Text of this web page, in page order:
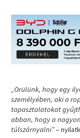
„Örülünk, hogy egy
személyében, aki a
tapasztalatokat
abban, hogy a
túlszárnyalni”–